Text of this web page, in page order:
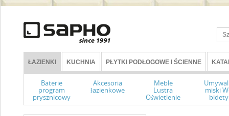
ŁAZIENKI KUCHNIA PŁYTKI PODŁOGOWE I ŚCIENNE
Baterie
program
prysznicowy
Akcesoria
łazienkowe
Meble
Lustra
Oświetlenie
miski
bidety